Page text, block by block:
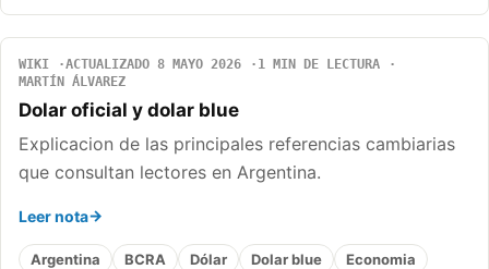
WIKI ACTUALIZADO 8 MAYO 2026
1 MIN DE LECTURA
MARTÍN ÁLVAREZ
Dolar oficial y dolar blue
Explicacion de las principales referencias cambiarias
que consultan lectores en Argentina.
Leer nota
Argentina BCRA Dólar Dolar blue Economia